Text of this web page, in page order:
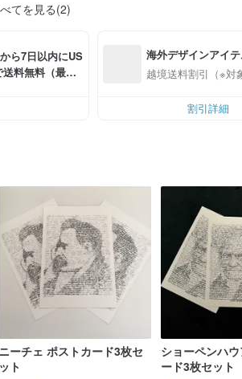
てを見る(2)
ら7日以内にUS
料無料（最大U
海外デザインアイ
越境送料割引（※対
割引詳細
ニーチェ ポストカード3枚セ
ット
ショーペンハ
ード3枚セット